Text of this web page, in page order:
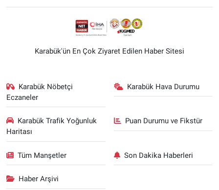
Karabük'ün En Çok Ziyaret Edilen Haber Sitesi
Karabük Nöbetçi
Eczaneler
Karabük Hava Durumu
Karabük Trafik Yoğunluk
Haritası
Puan Durumu ve Fikstür
Tüm Manşetler Son Dakika Haberleri
Haber Arşivi